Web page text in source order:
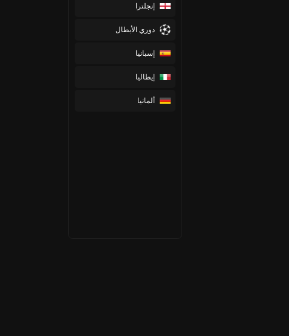
إنجلترا
دوري الأبطال
إسبانيا
إيطاليا
ألمانيا